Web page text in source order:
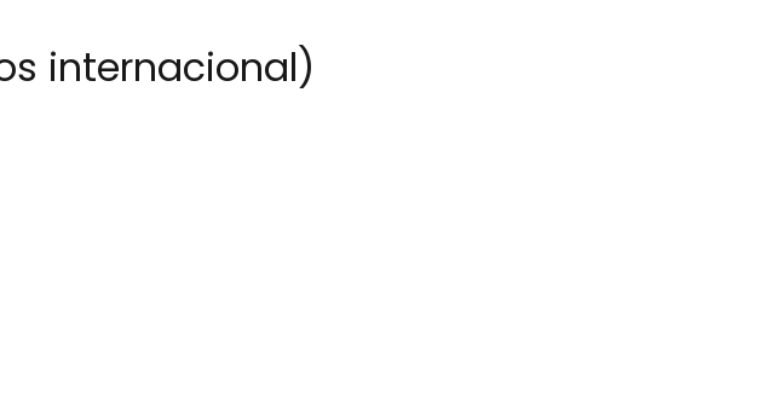
internacional)